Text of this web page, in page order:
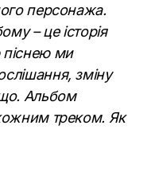
персонажа.
– це історія
ми
зміну
Альбом
треком. Як